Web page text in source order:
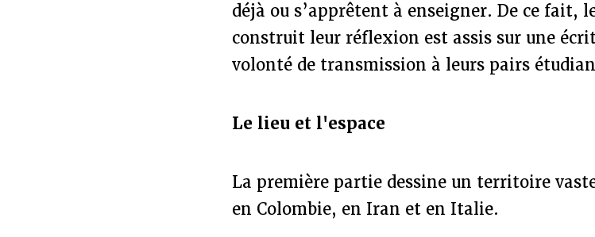
déjà ou s’apprêtent à enseigner. De ce fait,
construit leur réflexion est assis sur une
volonté de transmission à leurs pairs
Le lieu et l'espace
La première partie dessine un territoire
en Colombie, en Iran et en Italie.